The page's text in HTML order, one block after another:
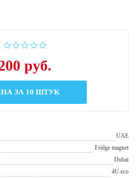
руб.
ЗА 10 ШТУК
UAE
Fridge magnet
Dubai
4U.eco